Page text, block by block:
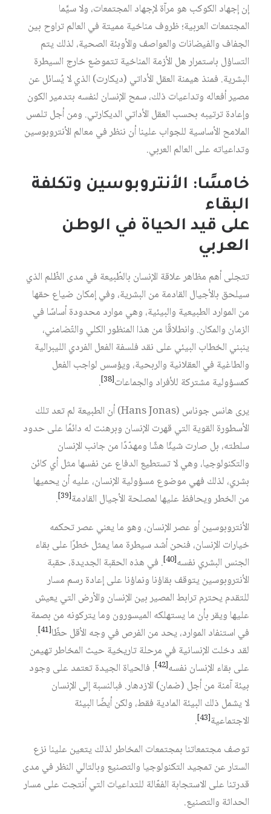
إن إجهاد الكوكب هو مرآة لإجهاد المجتمعات، ولا سيَّما
المجتمعات العربية؛ ظروف مناخية مميتة في العالم تراوح بين
الجفاف والفيضانات والعواصف والأوبئة الصحية، لذلك يتم
التساؤل باستمرار هل الأزمة المناخية تتموضع خارج السيطرة
البشرية. فمنذ هيمنة العقل الأداتي (ديكارت) الذي لا يُسائل عن
مصير أفعاله وتداعيات ذلك، سمح الإنسان لنفسه بتدمير الكون
وإعادة ترتيبه بحسب العقل الأداتي الديكارتي. ومن أجل تلمس
الملامح الأساسية للجواب علينا أن ننظر في معالم الأنتروبوسين
وتداعياته على العالم العربي.
خامسًا: الأنتروبوسين وتكلفة
البقاء
على قيد الحياة في الوطن
العربي
تتجلى أهم مظاهر علاقة الإنسان بالطّبيعة في مدى الظّلم الذي
سيلحق بالأجيال القادمة من البشرية، وفي إمكان ضياع حقها
من الموارد الطبيعية والبيئية، وهي موارد محدودة أساسًا في
الزمان والمكان. وانطلاقًا من هذا المنظور الكلي والتّضامني،
ينبني الخطاب البيئي على نقد فلسفة الفعل الفردي الليبرالية
والطاغية في العقلانية والربحية، ويؤسس لواجب الفعل
كمسؤولية مشتركة للأفراد والجماعات‏[38]
.
يرى هانس جوناس (Hans Jonas) أن الطبيعة لم تعد تلك
الأسطورة القوية التي قهرت الإنسان وبرهنت له دائمًا على حدود
سلطته، بل صارت شيئًا هشًا ومهدّدًا من جانب الإنسان
والتكنولوجيا، وهي لا تستطيع الدفاع عن نفسها مثل أي كائن
بشري، لذلك فهي موضوع مسؤولية الإنسان، عليه أن يحميها
من الخطر ويحافظ عليها لمصلحة الأجيال القادمة‏[39]
.
الأنتروبوسين أو عصر الإنسان، وهو ما يعني عصر تحكمه
خيارات الإنسان، فنحن أشد سيطرة مما يمثل خطرًا على بقاء
الجنس البشري نفسه‏[40]
. في هذه الحقبة الجديدة، حقبة
الأنتروبوسين يتوقف بقاؤنا ونماؤنا على إعادة رسم مسار
للتقدم يحترم ترابط المصير بين الإنسان والأرض التي يعيش
عليها ويقر بأن ما يستهلكه الميسورون وما يتركونه من بصمة
في استنفاد الموارد، يحد من الفرص في وجه الأقل حظًا‏[41]
.
لقد دخلت الإنسانية في مرحلة تاريخية حيث المخاطر تهيمن
على بقاء الإنسان نفسه‏[42]
. فالحياة الجيدة تعتمد على وجود
بيئة آمنة من أجل (ضمان) الازدهار. فبالنسبة إلى الإنسان
لا يشمل ذلك البيئة المادية فقط، ولكن أيضًا البيئة
الاجتماعية‏[43]
.
توصف مجتمعاتنا بمجتمعات المخاطر لذلك يتعين علينا نزع
الستار عن تمجيد التكنولوجيا والتصنيع وبالتالي النظر في مدى
قدرتنا على الاستجابة الفعّالة للتداعيات التي أنتجت على مسار
الحداثة والتصنيع.